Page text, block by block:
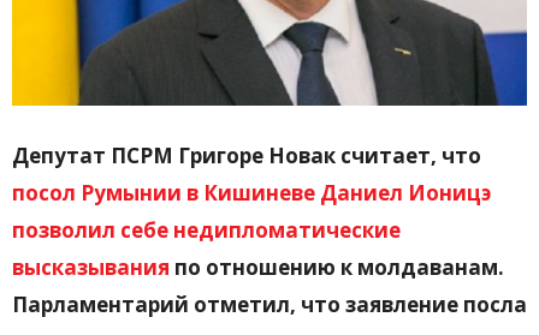
Депутат ПСРМ Григоре Новак считает, что
посол Румынии в Кишиневе Даниел Ионицэ
позволил себе недипломатические
высказывания по отношению к молдаванам.
Парламентарий отметил, что заявление посла